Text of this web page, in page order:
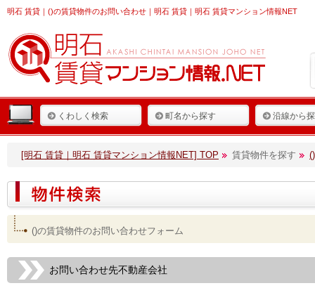
明石 賃貸 ｜()の賃貸物件のお問い合わせ｜明石 賃貸｜明石 賃貸マンション情報NET
くわしく検索 町名から探す 沿線から
[明石 賃貸｜明石 賃貸マンション情報NET] TOP 賃貸物件を探す
()の賃貸物件のお問い合わせフォーム
お問い合わせ先不動産会社